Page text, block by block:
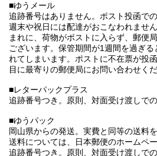
■ゆうメール
追跡番号はありません。ポスト投函での
週末や祝日には配達がおこなわれません
まれに、荷物がポストに入らず、郵便
ございます。保管期間が1週間を過ぎる
れてしまいます。ポストに不在票が投
目に最寄りの郵便局にお問い合わせくだ
■レターパックプラス
追跡番号つき。原則、対面受け渡しでの
■ゆうパック
岡山県からの発送。実費と同等の送料
送料については、日本郵便のホームペ
追跡番号つき。原則、対面受け渡しでの